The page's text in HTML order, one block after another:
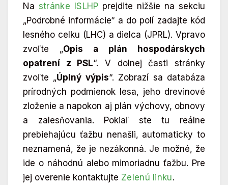
Na stránke ISLHP prejdite nižšie na sekciu
„Podrobné informácie“ a do polí zadajte kód
lesného celku (LHC) a dielca (JPRL). Vpravo
zvoľte „Opis a plán hospodárskych
opatrení z PSL“. V dolnej časti stránky
zvoľte „Úplný výpis“. Zobrazí sa databáza
prírodných podmienok lesa, jeho drevinové
zloženie a napokon aj plán výchovy, obnovy
a zalesňovania. Pokiaľ ste tu reálne
prebiehajúcu ťažbu nenašli, automaticky to
neznamená, že je nezákonná. Je možné, že
ide o náhodnú alebo mimoriadnu ťažbu. Pre
jej overenie kontaktujte Zelenú linku.